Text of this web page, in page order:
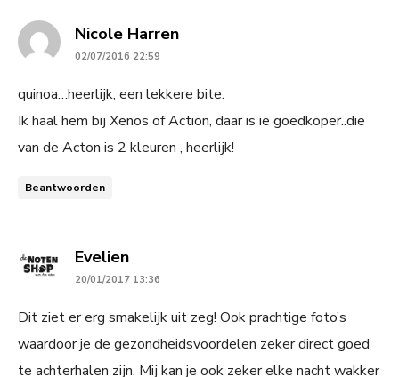
Nicole Harrensays:
02/07/2016 22:59
quinoa…heerlijk, een lekkere bite.
Ik haal hem bij Xenos of Action, daar is ie goedkoper..die
van de Acton is 2 kleuren , heerlijk!
Beantwoorden
Eveliensays:
20/01/2017 13:36
Dit ziet er erg smakelijk uit zeg! Ook prachtige foto’s
waardoor je de gezondheidsvoordelen zeker direct goed
te achterhalen zijn. Mij kan je ook zeker elke nacht wakker